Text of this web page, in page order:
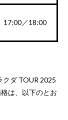
17:00／18:00
クダ TOUR 2025
は、以下のとお